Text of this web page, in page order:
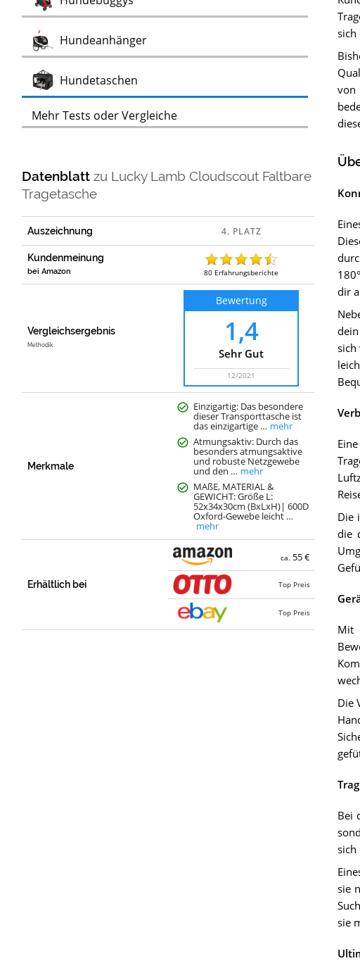
HundeanhängerTest
Hundetaschen
Mehr Tests oder Vergleiche
Datenblattzu Lucky Lamb Cloudscout Faltbare
Tragetasche
Auszeichnung
Kundenmeinung
bei Amazon 80 Erfahrungsberichte
Vergleichsergebnis
Methodik
Bewertung
1,4
Sehr Gut
12/2021
Merkmale
Einzigartig: Das besondere
dieser Transporttasche ist
das einzigartige … mehr
Atmungsaktiv: Durch das
besonders atmungsaktive
und robuste Netzgewebe
und den … mehr
MAßE, MATERIAL &
GEWICHT: Größe L:
52x34x30cm (BxLxH)| 600D
Oxford-Gewebe leicht …
mehr
Erhältlich bei
ca. 55 €
Top Preis
Top Preis
sich
dir
sich
Die
die
Mit
Die
Bei
sich
sie
sie